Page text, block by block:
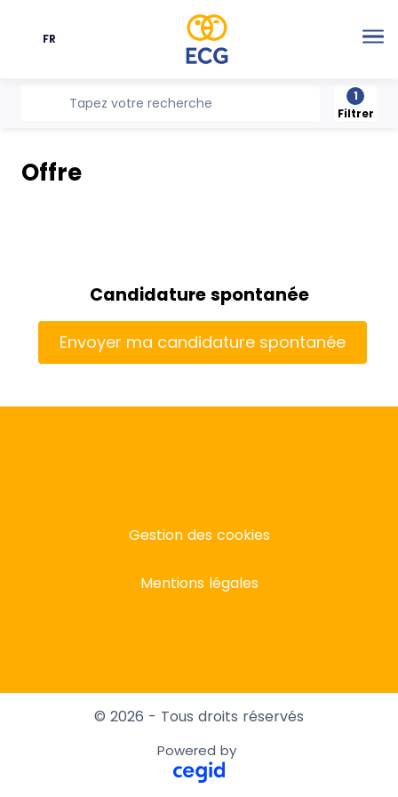
Langue
FR
recherche
Tapez votre recherche
1
Filtrer
Offre
Candidature spontanée
Envoyer ma candidature spontanée
Gestion des cookies
Mentions légales
© 2026 - Tous droits réservés
Powered by